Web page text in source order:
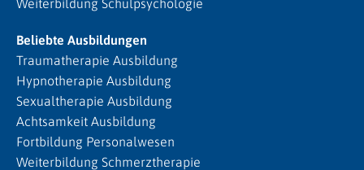
Weiterbildung Schulpsychologie
Beliebte Ausbildungen
Traumatherapie Ausbildung
Hypnotherapie Ausbildung
Sexualtherapie Ausbildung
Achtsamkeit Ausbildung
Fortbildung Personalwesen
Weiterbildung Schmerztherapie